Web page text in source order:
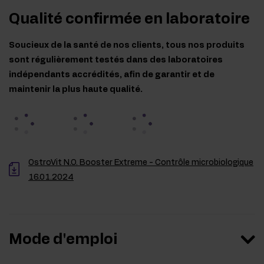
Qualité confirmée en laboratoire
Soucieux de la santé de nos clients, tous nos produits
sont régulièrement testés dans des laboratoires
indépendants accrédités, afin de garantir et de
maintenir la plus haute qualité.
OstroVit N.O. Booster Extreme - Contrôle microbiologique
16.01.2024
Mode d'emploi